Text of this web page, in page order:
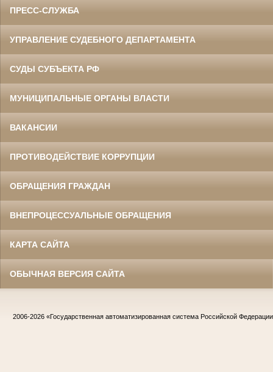
ПРЕСС-СЛУЖБА
УПРАВЛЕНИЕ СУДЕБНОГО ДЕПАРТАМЕНТА
СУДЫ СУБЪЕКТА РФ
МУНИЦИПАЛЬНЫЕ ОРГАНЫ ВЛАСТИ
ВАКАНСИИ
ПРОТИВОДЕЙСТВИЕ КОРРУПЦИИ
ОБРАЩЕНИЯ ГРАЖДАН
ВНЕПРОЦЕССУАЛЬНЫЕ ОБРАЩЕНИЯ
КАРТА САЙТА
ОБЫЧНАЯ ВЕРСИЯ САЙТА
2006-2026 «Государственная автоматизированная система Российской